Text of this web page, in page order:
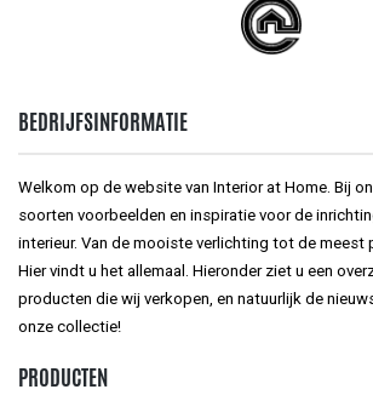
BEDRIJFSINFORMATIE
Welkom op de website van Interior at Home. Bij
soorten voorbeelden en inspiratie voor de
interieur. Van de mooiste verlichting tot de meest
Hier vindt u het allemaal. Hieronder ziet u een
producten die wij verkopen, en natuurlijk de
onze collectie!
PRODUCTEN